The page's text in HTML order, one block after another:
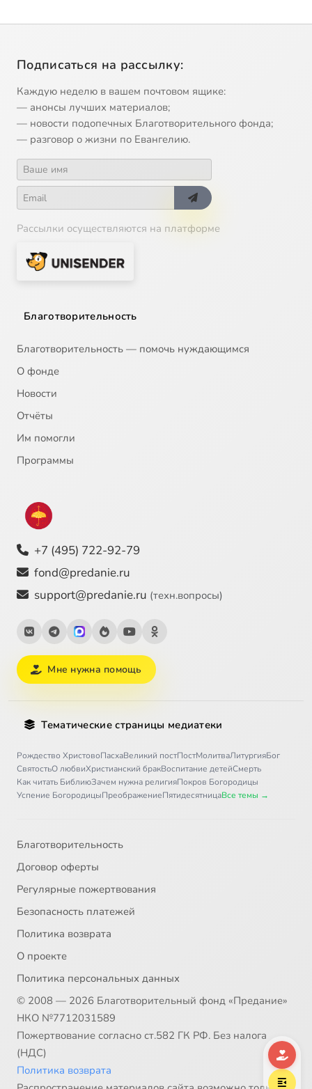
Подписаться на рассылку:
Каждую неделю в вашем почтовом ящике:
— анонсы лучших материалов;
— новости подопечных Благотворительного фонда;
— разговор о жизни по Евангелию.
Рассылки осуществляются на платформе
Благотворительность
Благотворительность — помочь нуждающимся
О фонде
Новости
Отчёты
Им помогли
Программы
+7 (495) 722-92-79
fond@predanie.ru
support@predanie.ru (техн.вопросы)
Мне нужна помощь
Тематические страницы медиатеки
Рождество ХристовоПасхаВеликий постПостМолитваЛитургияБог
СвятостьО любвиХристианский бракВоспитание детейСмерть
Как читать БиблиюЗачем нужна религияПокров Богородицы
Успение БогородицыПреображениеПятидесятницаВсе темы →
Благотворительность
Договор оферты
Регулярные пожертвования
Безопасность платежей
Политика возврата
О проекте
Политика персональных данных
© 2008 — 2026 Благотворительный фонд «Предание»
НКО №7712031589
Пожертвование согласно ст.582 ГК РФ. Без налога
(НДС)
Политика возврата